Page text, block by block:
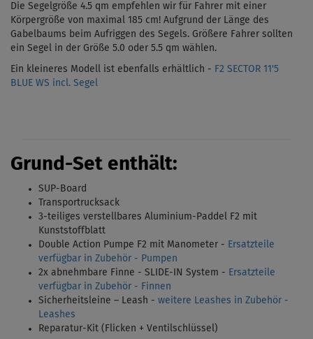
Die Segelgröße 4.5 qm empfehlen wir für Fahrer mit einer
Körpergröße von maximal 185 cm! Aufgrund der Länge des
Gabelbaums beim Aufriggen des Segels. Größere Fahrer sollten
ein Segel in der Größe 5.0 oder 5.5 qm wählen.
Ein kleineres Modell ist ebenfalls erhältlich - F2 SECTOR 11'5
BLUE WS incl. Segel
Grund-Set enthält:
SUP-Board
Transportrucksack
3-teiliges verstellbares Aluminium-Paddel F2 mit
Kunststoffblatt
Double Action Pumpe F2 mit Manometer - Ersatzteile
verfügbar in Zubehör - Pumpen
2x abnehmbare Finne - SLIDE-IN System - Ersatzteile
verfügbar in Zubehör - Finnen
Sicherheitsleine – Leash - weitere Leashes in Zubehör -
Leashes
Reparatur-Kit (Flicken + Ventilschlüssel)